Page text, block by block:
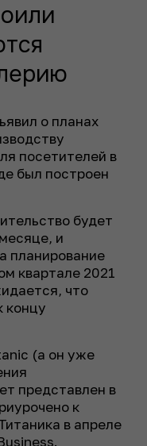
о планах
посетителей в
был построен
будет
и
планирование
квартале 2021
что
концу
(а он уже
представлен в
к
в апреле